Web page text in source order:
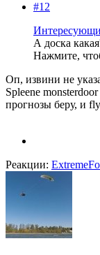
#12
А доска
Нажмите,
Оп, извини не
Spleene
прогнозы беру, и
Реакции: